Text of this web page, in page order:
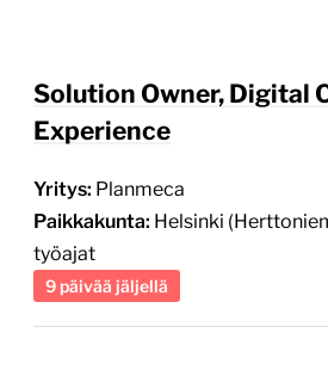
Solution Owner, Digital
Experience
Yritys: Planmeca
Paikkakunta: Helsinki
työajat
9 päivää jäljellä